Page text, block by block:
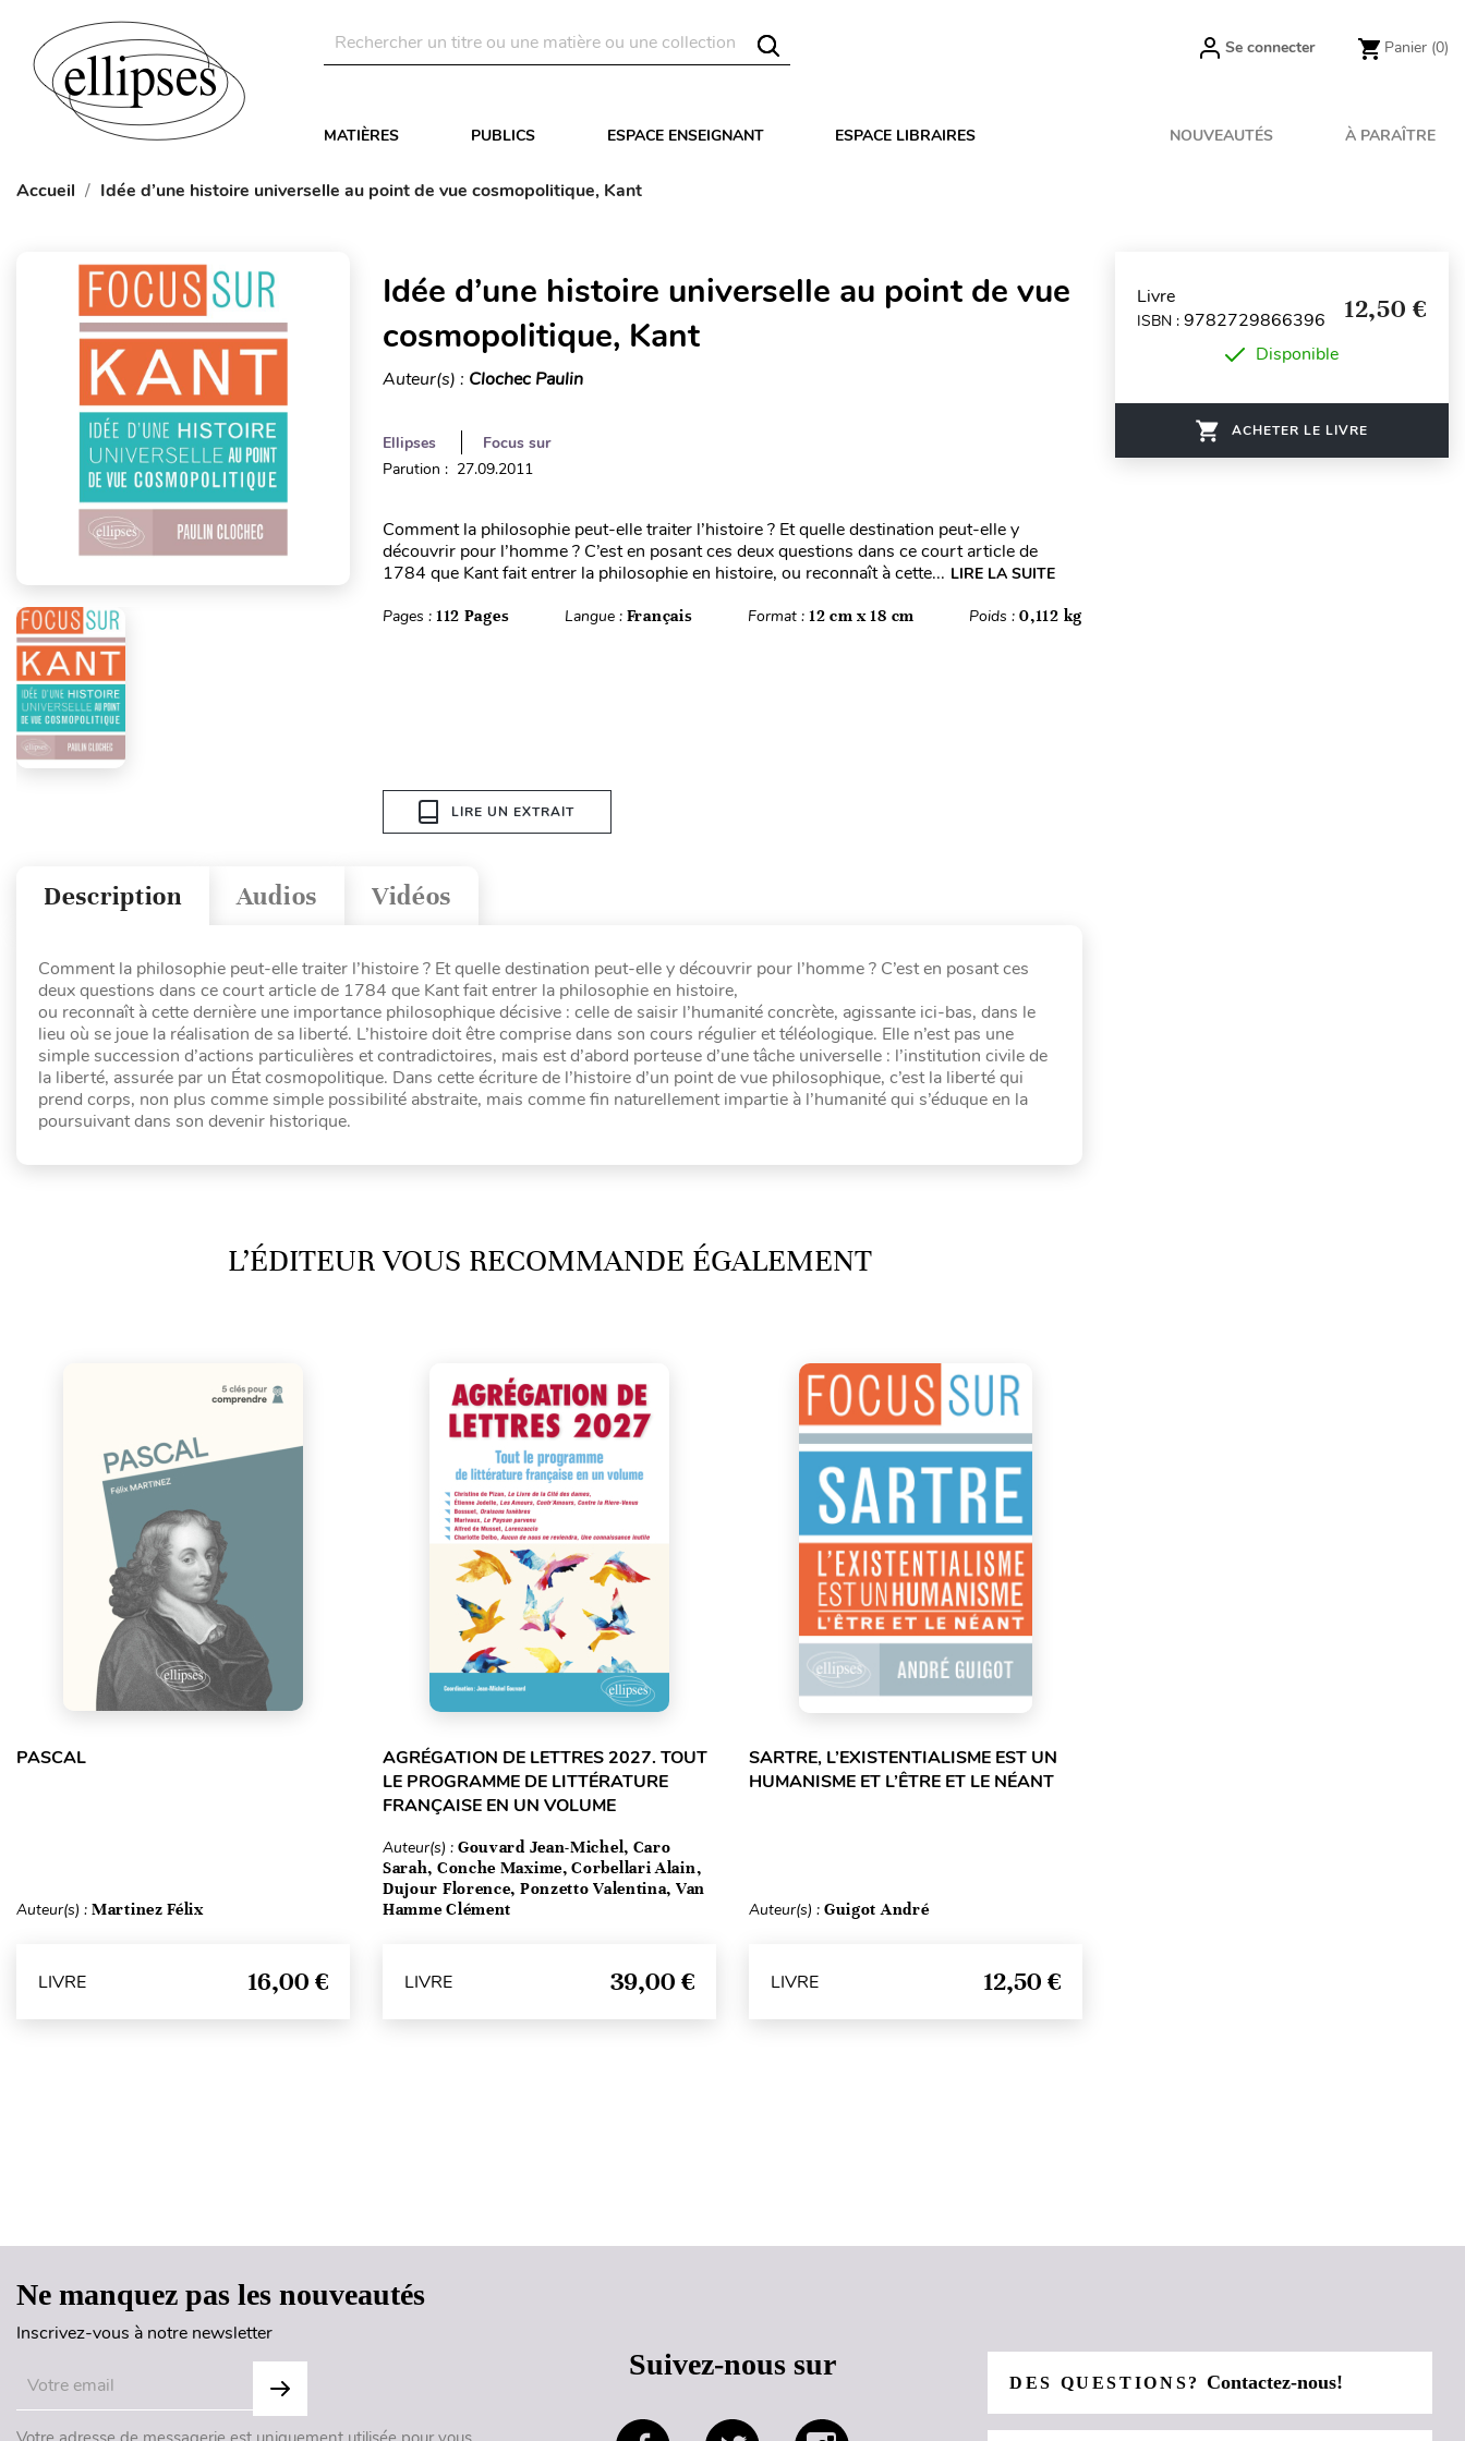
Se connecter Panier (0)
MATIÈRES PUBLICS ESPACE ENSEIGNANT ESPACE LIBRAIRES NOUVEAUTÉS À PARAÎTRE
Accueil Idée d’une histoire universelle au point de vue cosmopolitique, Kant
Idée d’une histoire universelle au point de vue
cosmopolitique, Kant
Auteur(s) : Clochec Paulin
Ellipses
Focus sur
Parution : 27.09.2011
Comment la philosophie peut-elle traiter l’histoire ? Et quelle destination peut-elle y
découvrir pour l’homme ? C’est en posant ces deux questions dans ce court article de
1784 que Kant fait entrer la philosophie en histoire, ou reconnaît à cette... LIRE LA SUITE
Pages : 112 Pages Langue : Français Format : 12 cm x 18 cm Poids :0,112 kg
LIRE UN EXTRAIT
Vidéos
Audios
Description
Comment la philosophie peut-elle traiter l’histoire ? Et quelle destination peut-elle y découvrir pour l’homme ? C’est en posant ces
deux questions dans ce court article de 1784 que Kant fait entrer la philosophie en histoire,
ou reconnaît à cette dernière une importance philosophique décisive : celle de saisir l’humanité concrète, agissante ici-bas, dans le
lieu où se joue la réalisation de sa liberté. L’histoire doit être comprise dans son cours régulier et téléologique. Elle n’est pas une
simple succession d’actions particulières et contradictoires, mais est d’abord porteuse d’une tâche universelle : l’institution civile de
la liberté, assurée par un État cosmopolitique. Dans cette écriture de l’histoire d’un point de vue philosophique, c’est la liberté qui
prend corps, non plus comme simple possibilité abstraite, mais comme fin naturellement impartie à l’humanité qui s’éduque en la
poursuivant dans son devenir historique.
L’ÉDITEUR VOUS RECOMMANDE ÉGALEMENT
PASCAL
Auteur(s) : Martinez Félix
LIVRE 16,00 €
AGRÉGATION DE LETTRES 2027. TOUT
LE PROGRAMME DE LITTÉRATURE
FRANÇAISE EN UN VOLUME
Auteur(s) : Gouvard Jean-Michel, Caro
Sarah, Conche Maxime, Corbellari Alain,
Dujour Florence, Ponzetto Valentina, Van
Hamme Clément
LIVRE 39,00 €
SARTRE, L’EXISTENTIALISME EST UN
HUMANISME ET L’ÊTRE ET LE NÉANT
Auteur(s) : Guigot André
LIVRE 12,50 €
Livre
ISBN : 9782729866396 12,50 €
Disponible
ACHETER LE LIVRE
Ne manquez pas les nouveautés
Inscrivez-vous à notre newsletter
Suivez-nous sur
DES QUESTIONS?Contactez-nous!